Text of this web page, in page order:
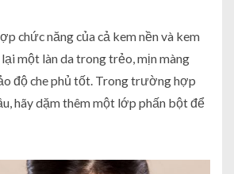
chức năng của cả kem nền và kem
lại một làn da trong trẻo, mịn màng
độ che phủ tốt. Trong trường hợp
hãy dặm thêm một lớp phấn bột để